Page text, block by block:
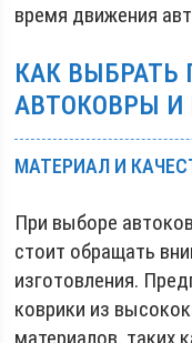
время движения
КАК
АВТОКОВРЫ И
МАТЕРИАЛ И
При выборе
стоит обращать
изготовления.
коврики из
материалов, таких